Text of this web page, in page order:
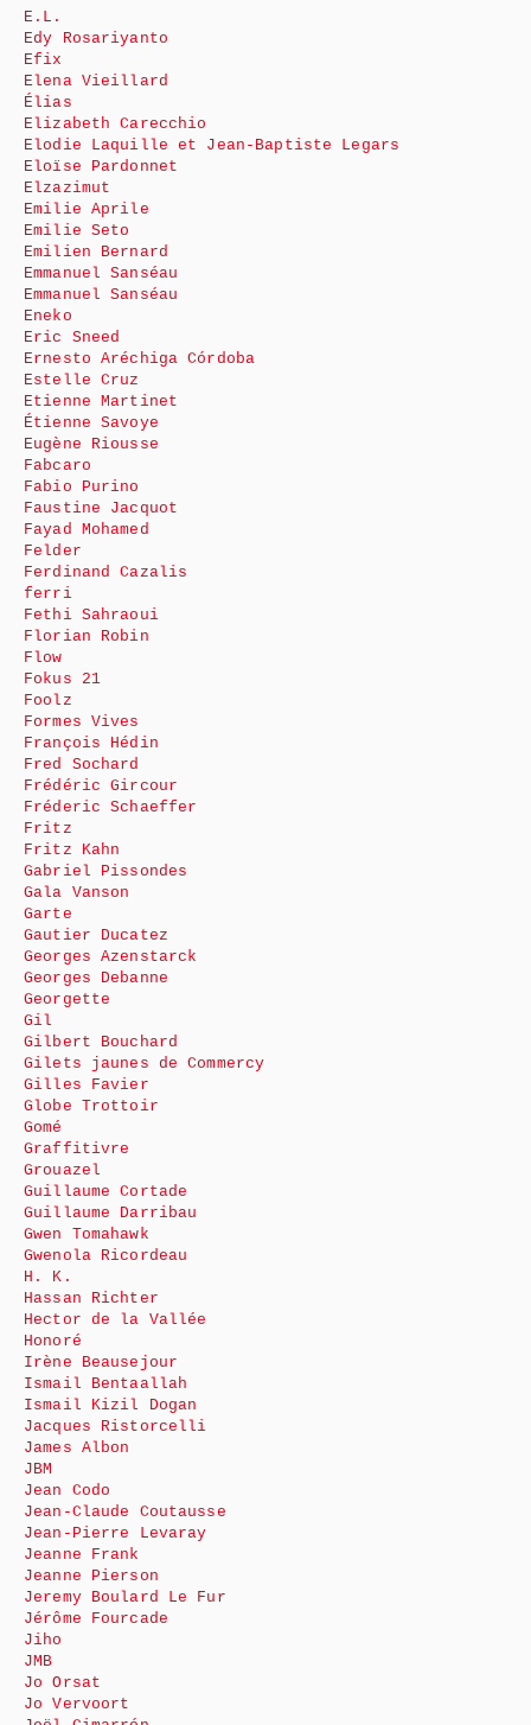
E.L.
Edy Rosariyanto
Efix
Elena Vieillard
Élias
Elizabeth Carecchio
Elodie Laquille et Jean-Baptiste Legars
Eloïse Pardonnet
Elzazimut
Emilie Aprile
Emilie Seto
Emilien Bernard
Emmanuel Sanséau
Emmanuel Sanséau
Eneko
Eric Sneed
Ernesto Aréchiga Córdoba
Estelle Cruz
Etienne Martinet
Étienne Savoye
Eugène Riousse
Fabcaro
Fabio Purino
Faustine Jacquot
Fayad Mohamed
Felder
Ferdinand Cazalis
ferri
Fethi Sahraoui
Florian Robin
Flow
Fokus 21
Foolz
Formes Vives
François Hédin
Fred Sochard
Frédéric Gircour
Fréderic Schaeffer
Fritz
Fritz Kahn
Gabriel Pissondes
Gala Vanson
Garte
Gautier Ducatez
Georges Azenstarck
Georges Debanne
Georgette
Gil
Gilbert Bouchard
Gilets jaunes de Commercy
Gilles Favier
Globe Trottoir
Gomé
Graffitivre
Grouazel
Guillaume Cortade
Guillaume Darribau
Gwen Tomahawk
Gwenola Ricordeau
H. K.
Hassan Richter
Hector de la Vallée
Honoré
Irène Beausejour
Ismail Bentaallah
Ismail Kizil Dogan
Jacques Ristorcelli
James Albon
JBM
Jean Codo
Jean-Claude Coutausse
Jean-Pierre Levaray
Jeanne Frank
Jeanne Pierson
Jeremy Boulard Le Fur
Jérôme Fourcade
Jiho
JMB
Jo Orsat
Jo Vervoort